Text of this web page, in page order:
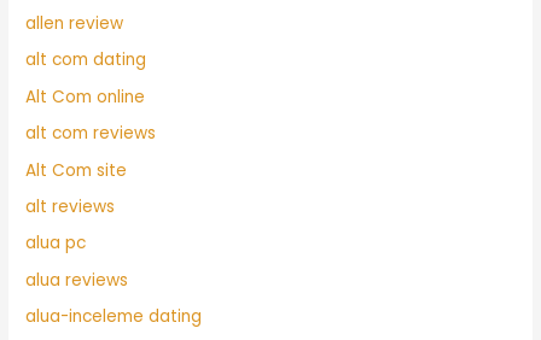
allen review
alt com dating
Alt Com online
alt com reviews
Alt Com site
alt reviews
alua pc
alua reviews
alua-inceleme dating